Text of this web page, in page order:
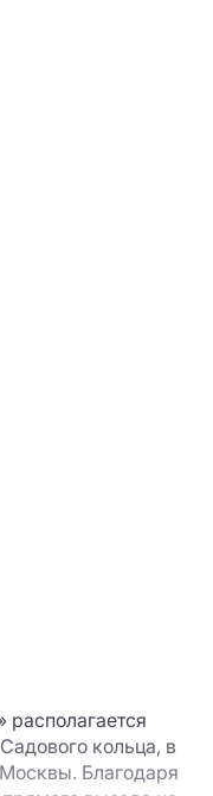
располагается
кольца, в
Благодаря